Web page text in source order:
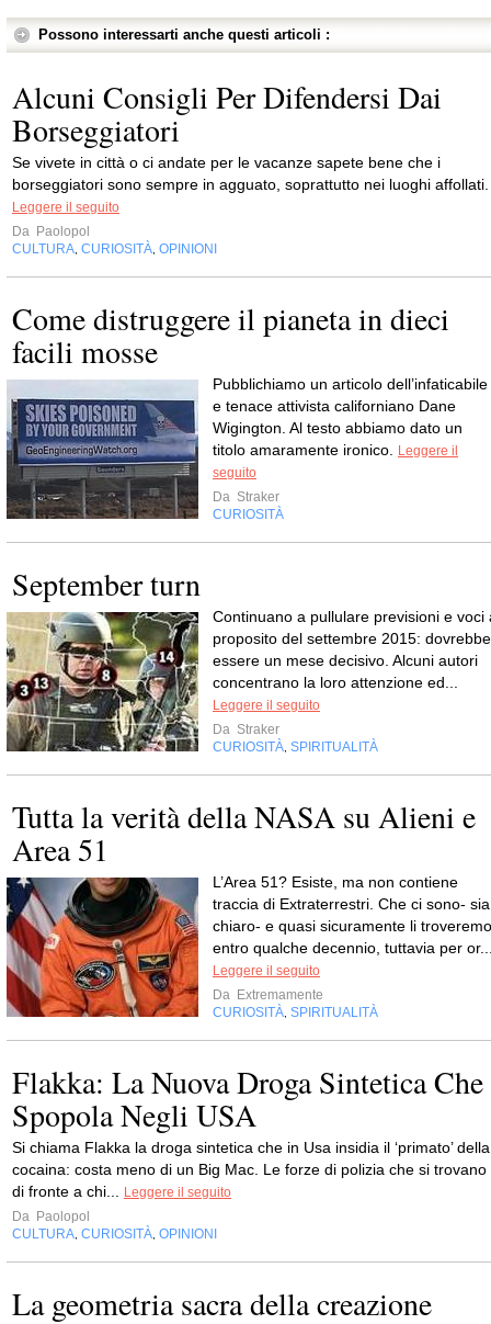
Possono interessarti anche questi articoli :
Alcuni Consigli Per Difendersi Dai
Borseggiatori
Se vivete in città o ci andate per le vacanze sapete bene che i
borseggiatori sono sempre in agguato, soprattutto nei luoghi affollati.
Leggere il seguito
Da Paolopol
CULTURA CURIOSITÀ OPINIONI
Come distruggere il pianeta in dieci
facili mosse
Pubblichiamo un articolo dell’infaticabile
e tenace attivista californiano Dane
Wigington. Al testo abbiamo dato un
titolo amaramente ironico.
Leggere il
seguito
Da Straker
CURIOSITÀ
September turn
Continuano a pullulare previsioni e voci
proposito del settembre 2015: dovrebbe
essere un mese decisivo. Alcuni autori
concentrano la loro attenzione ed...
Leggere il seguito
Da Straker
CURIOSITÀ SPIRITUALITÀ
Tutta la verità della NASA su Alieni e
Area 51
L’Area 51? Esiste, ma non contiene
traccia di Extraterrestri. Che ci sono- sia
chiaro- e quasi sicuramente li troveremo
entro qualche decennio, tuttavia per
Leggere il seguito
Da Extremamente
CURIOSITÀ SPIRITUALITÀ
Flakka: La Nuova Droga Sintetica Che
Spopola Negli USA
Si chiama Flakka la droga sintetica che in Usa insidia il ‘primato’ della
cocaina: costa meno di un Big Mac. Le forze di polizia che si trovano
di fronte a chi...
Leggere il seguito
Da Paolopol
CULTURA CURIOSITÀ OPINIONI
La geometria sacra della creazione